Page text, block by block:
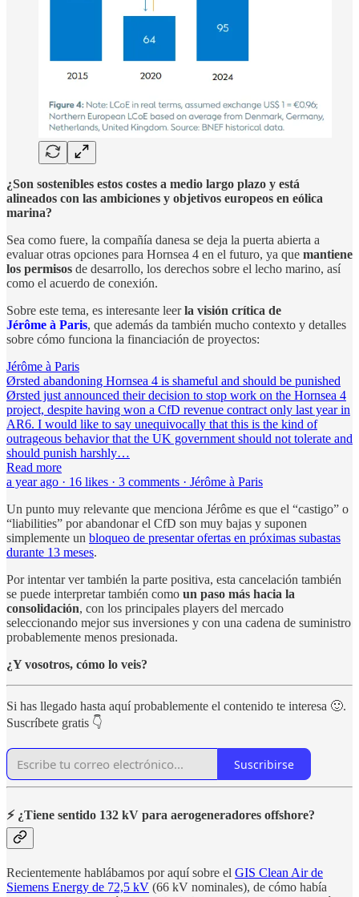
¿Son sostenibles estos costes a medio largo plazo y está
alineados con las ambiciones y objetivos europeos en eólica
marina?
Sea como fuere, la compañía danesa se deja la puerta abierta a
evaluar otras opciones para Hornsea 4 en el futuro, ya que mantiene
los permisos de desarrollo, los derechos sobre el lecho marino, así
como el acuerdo de conexión.
Sobre este tema, es interesante leerla visión crítica de
Jérôme à Paris, que además da también mucho contexto y detalles
sobre cómo funciona la financiación de proyectos:
Jérôme à Paris
Ørsted abandoning Hornsea 4 is shameful and should be punished
Ørsted just announced their decision to stop work on the Hornsea 4
project, despite having won a CfD revenue contract only last year in
AR6. I would like to say unequivocally that this is the kind of
outrageous behavior that the UK government should not tolerate and
should punish harshly…
Read more
a year ago · 16 likes · 3 comments · Jérôme à Paris
Un punto muy relevante que menciona Jérôme es que el “castigo” o
“liabilities” por abandonar el CfD son muy bajas y suponen
simplemente un bloqueo de presentar ofertas en próximas subastas
durante 13 meses.
Por intentar ver también la parte positiva, esta cancelación también
se puede interpretar también como un paso más hacia la
consolidación, con los principales players del mercado
seleccionando mejor sus inversiones y con una cadena de suministro
probablemente menos presionada.
¿Y vosotros, cómo lo veis?
Si has llegado hasta aquí probablemente el contenido te interesa 🙂.
Suscríbete gratis 👇
Suscribirse
⚡ ¿Tiene sentido 132 kV para aerogeneradores offshore?
Recientemente hablábamos por aquí sobre el GIS Clean Air de
Siemens Energy de 72,5 kV (66 kV nominales), de cómo había